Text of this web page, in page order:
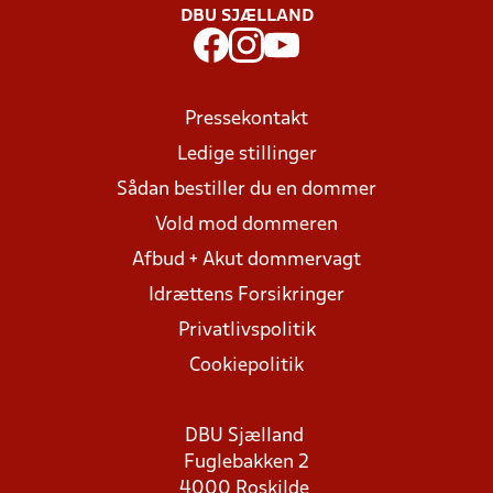
DBU SJÆLLAND
Pressekontakt
Ledige stillinger
Sådan bestiller du en dommer
Vold mod dommeren
Afbud + Akut dommervagt
Idrættens Forsikringer
Privatlivspolitik
Cookiepolitik
DBU Sjælland
Fuglebakken 2
4000 Roskilde